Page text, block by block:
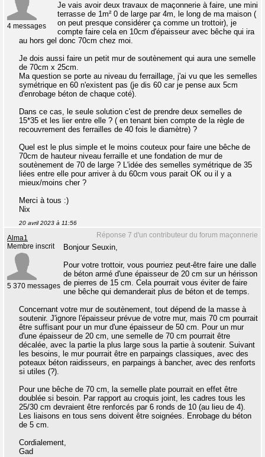
4 messages
Je vais avoir deux travaux de maçonnerie à faire, une mini
terrasse de 1m² 0 de large par 4m, le long de ma maison (
on peut presque considérer ça comme un trottoir), je
compte faire cela en 10cm d'épaisseur avec bêche qui ira
au hors gel donc 70cm chez moi.
Je dois aussi faire un petit mur de soutènement qui aura une semelle
de 70cm x 25cm.
Ma question se porte au niveau du ferraillage, j'ai vu que les semelles
symétrique en 60 n'existent pas (je dis 60 car je pense aux 5cm
d'enrobage béton de chaque coté).
Dans ce cas, le seule solution c'est de prendre deux semelles de
15*35 et les lier entre elle ? ( en tenant bien compte de la règle de
recouvrement des ferrailles de 40 fois le diamètre) ?
Quel est le plus simple et le moins couteux pour faire une bêche de
70cm de hauteur niveau ferraille et une fondation de mur de
soutènement de 70 de large ? L'idée des semelles symétrique de 35
liées entre elle pour arriver à du 60cm vous parait OK ou il y a
mieux/moins cher ?
Merci à tous :)
Nix
20 avril 2023 à 11:56
Réponse 7 d'un contributeur du forum maçonnerie
Alma1
Membre inscrit
5 370 messages
Bonjour Seuxin,
Pour votre trottoir, vous pourriez peut-être faire une dalle
de béton armé d'une épaisseur de 20 cm sur un hérisson
de pierres de 15 cm. Cela pourrait vous éviter de faire
une bêche qui demanderait plus de béton et de temps.
Concernant votre mur de soutènement, tout dépend de la masse à
soutenir. J'ignore l'épaisseur prévue de votre mur, mais 70 cm pourrait
être suffisant pour un mur d'une épaisseur de 50 cm. Pour un mur
d'une épaisseur de 20 cm, une semelle de 70 cm pourrait être
décalée, avec la partie la plus large sous la partie à soutenir. Suivant
les besoins, le mur pourrait être en parpaings classiques, avec des
poteaux béton raidisseurs, en parpaings à bancher, avec des renforts
si utiles (?).
Pour une bêche de 70 cm, la semelle plate pourrait en effet être
doublée si besoin. Par rapport au croquis joint, les cadres tous les
25/30 cm devraient être renforcés par 6 ronds de 10 (au lieu de 4).
Les liaisons en tous sens doivent être soignées. Enrobage du béton
de 5 cm.
Cordialement,
Gad